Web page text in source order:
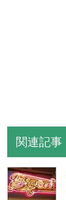
関連記事